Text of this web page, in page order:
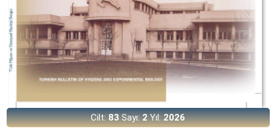
Cilt:83Sayı:2Yıl:2026